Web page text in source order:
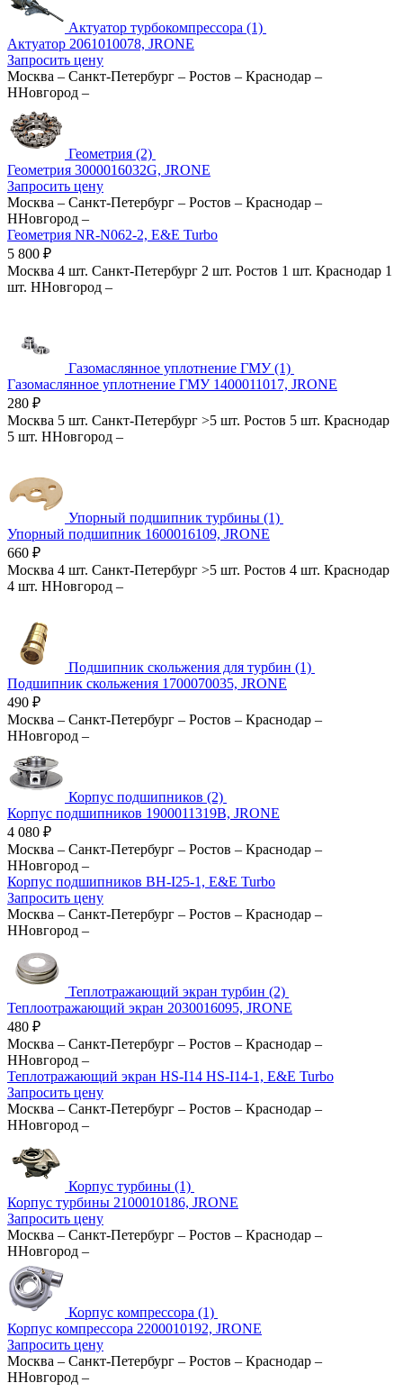
Актуатор турбокомпрессора (1)
Актуатор 2061010078, JRONE
Запросить цену
Москва – Санкт-Петербург – Ростов – Краснодар –
ННовгород –
Геометрия (2)
Геометрия 3000016032G, JRONE
Запросить цену
Москва – Санкт-Петербург – Ростов – Краснодар –
ННовгород –
Геометрия NR-N062-2, E&E Turbo
5 800 ₽
Москва 4 шт. Санкт-Петербург 2 шт. Ростов 1 шт. Краснодар 1
шт. ННовгород –
Газомаслянное уплотнение ГМУ (1)
Газомаслянное уплотнение ГМУ 1400011017, JRONE
280 ₽
Москва 5 шт. Санкт-Петербург >5 шт. Ростов 5 шт. Краснодар
5 шт. ННовгород –
Упорный подшипник турбины (1)
Упорный подшипник 1600016109, JRONE
660 ₽
Москва 4 шт. Санкт-Петербург >5 шт. Ростов 4 шт. Краснодар
4 шт. ННовгород –
Подшипник скольжения для турбин (1)
Подшипник скольжения 1700070035, JRONE
490 ₽
Москва – Санкт-Петербург – Ростов – Краснодар –
ННовгород –
Корпус подшипников (2)
Корпус подшипников 1900011319B, JRONE
4 080 ₽
Москва – Санкт-Петербург – Ростов – Краснодар –
ННовгород –
Корпус подшипников BH-I25-1, E&E Turbo
Запросить цену
Москва – Санкт-Петербург – Ростов – Краснодар –
ННовгород –
Теплотражающий экран турбин (2)
Теплоотражающий экран 2030016095, JRONE
480 ₽
Москва – Санкт-Петербург – Ростов – Краснодар –
ННовгород –
Теплотражающий экран HS-I14 HS-I14-1, E&E Turbo
Запросить цену
Москва – Санкт-Петербург – Ростов – Краснодар –
ННовгород –
Корпус турбины (1)
Корпус турбины 2100010186, JRONE
Запросить цену
Москва – Санкт-Петербург – Ростов – Краснодар –
ННовгород –
Корпус компрессора (1)
Корпус компрессора 2200010192, JRONE
Запросить цену
Москва – Санкт-Петербург – Ростов – Краснодар –
ННовгород –